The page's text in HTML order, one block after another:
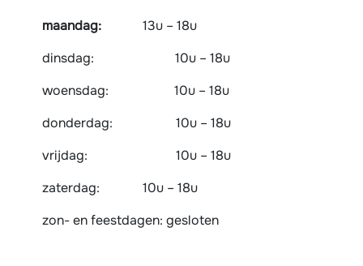
maandag:
​​​​1​3u – 18u
dinsdag:
​​​10u – 18u
woensdag:
​​10u – 18u
donderdag:
​10u – 18u
vrijdag:
​​10u – 18u
zaterdag:
10u – 18u
zon- en feestdagen: gesloten